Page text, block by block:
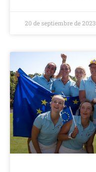
20 de septiembre de 2023